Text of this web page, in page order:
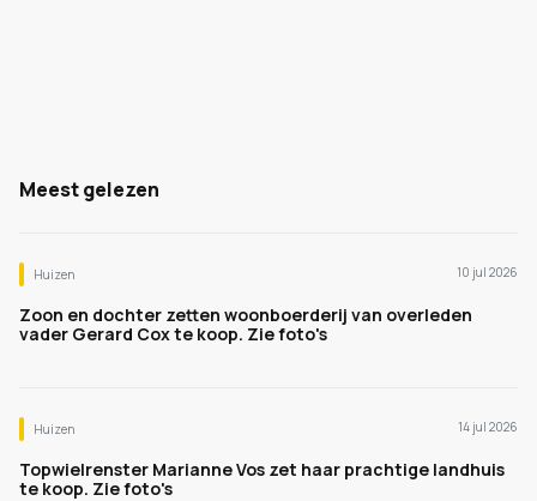
Meest gelezen
Huizen 10 jul 2026
Zoon en dochter zetten woonboerderij van overleden
vader Gerard Cox te koop. Zie foto's
Huizen 14 jul 2026
Topwielrenster Marianne Vos zet haar prachtige landhuis
te koop. Zie foto's